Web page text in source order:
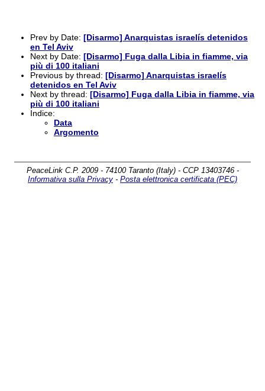
Prev by Date: [Disarmo] Anarquistas israelís detenidos
en Tel Aviv
Next by Date: [Disarmo] Fuga dalla Libia in fiamme, via
più di 100 italiani
Previous by thread: [Disarmo] Anarquistas israelís
detenidos en Tel Aviv
Next by thread: [Disarmo] Fuga dalla Libia in fiamme, via
più di 100 italiani
Indice:
Data
Argomento
PeaceLink C.P. 2009 - 74100 Taranto (Italy) - CCP 13403746 -
Informativa sulla Privacy - Posta elettronica certificata (PEC)